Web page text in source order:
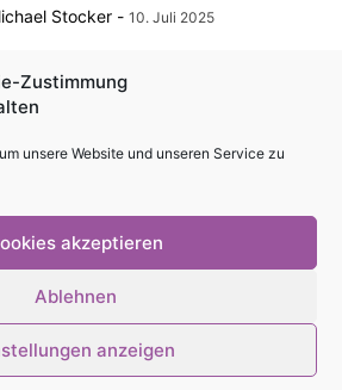
Zustimmung
unsere Website und unseren Service zu
akzeptieren
Ablehnen
anzeigen
Stocker - 10. Juli 2025
Nick kommt nach Erfurt
Sömmerda
Erinnerung – 9.
Festspiele Thüringen
Stocker
tam.tam 2026